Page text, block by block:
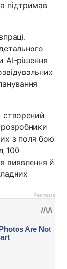
підтримав
AI-рішення
створений
з поля бою
100
виявлення й
Реклама